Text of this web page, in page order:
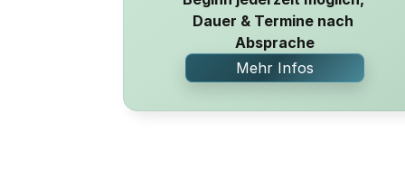
Dauer & Termine nach
Absprache
Mehr Infos